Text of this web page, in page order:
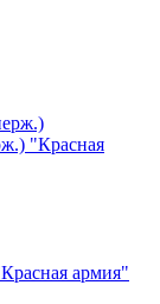
"Красная